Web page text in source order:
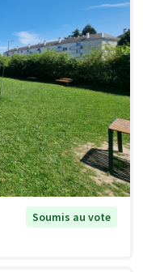
Soumis au vote